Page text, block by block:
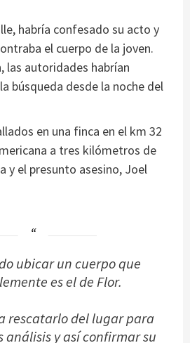
habría confesado su acto y
el cuerpo de la joven.
las autoridades habrían
búsqueda desde la noche del
en una finca en el km 32
a tres kilómetros de
y el presunto asesino, Joel
ubicar un cuerpo que
es el de Flor.
rescatarlo del lugar para
análisis y así confirmar su